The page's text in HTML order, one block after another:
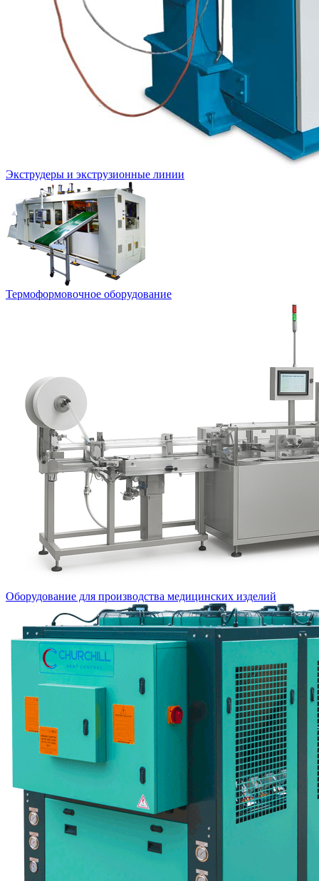
Экструдеры и экструзионные линии
Термоформовочное оборудование
Оборудование для производства медицинских изделий